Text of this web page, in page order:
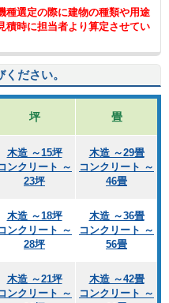
種選定の際に建物の種類や用途
積時に担当者より算定させてい
ださい。
坪 畳
木造 ～15坪
ンクリート ～
23坪
木造 ～29畳
コンクリート ～
46畳
木造 ～18坪
ンクリート ～
28坪
木造 ～36畳
コンクリート ～
56畳
木造 ～21坪
ンクリート ～
木造 ～42畳
コンクリート ～